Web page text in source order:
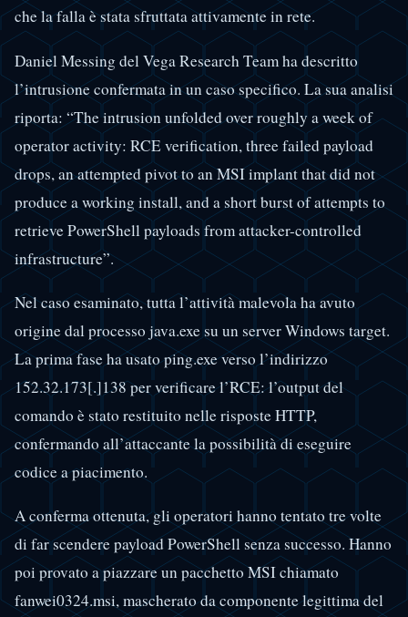
che la falla è stata sfruttata attivamente in rete.
Daniel Messing del Vega Research Team ha descritto
l’intrusione confermata in un caso specifico. La sua analisi
riporta: “The intrusion unfolded over roughly a week of
operator activity: RCE verification, three failed payload
drops, an attempted pivot to an MSI implant that did not
produce a working install, and a short burst of attempts to
retrieve PowerShell payloads from attacker-controlled
infrastructure”.
Nel caso esaminato, tutta l’attività malevola ha avuto
origine dal processo java.exe su un server Windows target.
La prima fase ha usato ping.exe verso l’indirizzo
152.32.173[.]138 per verificare l’RCE: l’output del
comando è stato restituito nelle risposte HTTP,
confermando all’attaccante la possibilità di eseguire
codice a piacimento.
A conferma ottenuta, gli operatori hanno tentato tre volte
di far scendere payload PowerShell senza successo. Hanno
poi provato a piazzare un pacchetto MSI chiamato
fanwei0324.msi, mascherato da componente legittima del